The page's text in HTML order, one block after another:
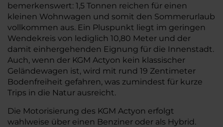
bemerkenswert: 1,5 Tonnen reichen für einen
kleinen Wohnwagen und somit den Sommerurlaub
vollkommen aus. Ein Pluspunkt liegt im geringen
Wendekreis von lediglich 10,80 Meter und der
damit einhergehenden Eignung für die Innenstadt.
Auch, wenn der KGM Actyon kein klassischer
Geländewagen ist, wird mit rund 19 Zentimeter
Bodenfreiheit gefahren, was zumindest für kurze
Trips in die Natur ausreicht.
Die Motorisierung des KGM Actyon erfolgt
wahlweise über einen Benziner oder als Hybrid.